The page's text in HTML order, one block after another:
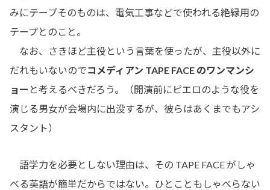
みにテープそのものは、電気工事などで使われる絶縁用の
テープとのこと。
なお、さきほど主役という言葉を使ったが、主役以外に
だれもいないのでコメディアン TAPE FACE のワンマンシ
ョー と考えるべきだろう。（開演前にピエロのような役を
演じる男女が会場内に出没するが、彼らはあくまでもアシ
スタント）
語学力を必要としない理由は、その TAPE FACE がしゃ
べる英語が簡単だからではない。ひとこともしゃべらない